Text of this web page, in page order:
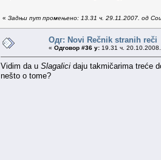
« Задњи пут промењено: 13.31 ч. 29.11.2007. од
Одг: Novi Rečnik stranih reči
« Одговор #36 у: 19.31 ч.
Vidim da u Slagalici daju takmičarima treće
nešto o tome?